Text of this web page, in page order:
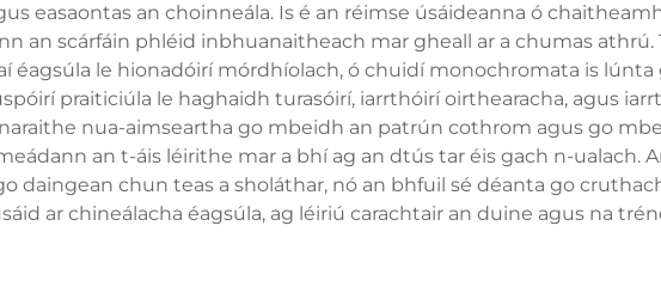
easaontas an choinneála. Is é an réimse úsáideanna ó
an scárfáin phléid inbhuanaitheach mar gheall ar a chumas
éagsúla le hionadóirí mórdhíolach, ó chuidí monochromata is
praiticiúla le haghaidh turasóirí, iarrthóirí oirthearacha, agus
nua-aimseartha go mbeidh an patrún cothrom agus go
an t-áis léirithe mar a bhí ag an dtús tar éis gach n-ualach.
daingean chun teas a sholáthar, nó an bhfuil sé déanta go
ar chineálacha éagsúla, ag léiriú carachtair an duine agus na